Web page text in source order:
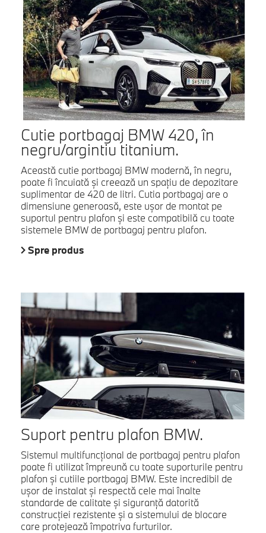
Cutie portbagaj BMW 420, în
negru/argintiu titanium.
Această cutie portbagaj BMW modernă, în negru,
poate fi încuiată şi creează un spaţiu de depozitare
suplimentar de 420 de litri. Cutia portbagaj are o
dimensiune generoasă, este uşor de montat pe
suportul pentru plafon şi este compatibilă cu toate
sistemele BMW de portbagaj pentru plafon.
Spre produs
Suport pentru plafon BMW.
Sistemul multifuncţional de portbagaj pentru plafon
poate fi utilizat împreună cu toate suporturile pentru
plafon şi cutiile portbagaj BMW. Este incredibil de
uşor de instalat şi respectă cele mai înalte
standarde de calitate şi siguranţă datorită
construcţiei rezistente şi a sistemului de blocare
care protejează împotriva furturilor.